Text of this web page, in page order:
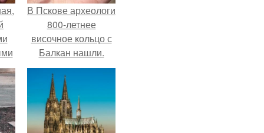
В Пскове археологи
800-летнее
височное кольцо с
Балкан нашли.